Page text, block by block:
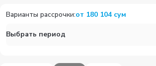
Варианты рассрочки:от 180 104 сум
Выбрать период